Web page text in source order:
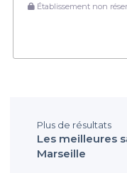
Établissement non
Plus de résultats
Les meilleures
Marseille